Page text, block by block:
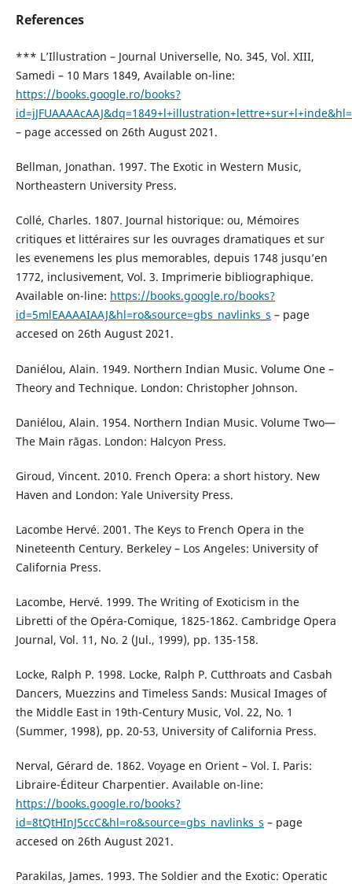
References
*** L’Illustration – Journal Universelle, No. 345, Vol. XIII,
Samedi – 10 Mars 1849, Available on-line:
https://books.google.ro/books?
– page accessed on 26th August 2021.
Bellman, Jonathan. 1997. The Exotic in Western Music,
Northeastern University Press.
Collé, Charles. 1807. Journal historique: ou, Mémoires
critiques et littéraires sur les ouvrages dramatiques et sur
les evenemens les plus memorables, depuis 1748 jusqu’en
1772, inclusivement, Vol. 3. Imprimerie bibliographique.
Available on-line: https://books.google.ro/books?
id=5mlEAAAAIAAJ&hl=ro&source=gbs_navlinks_s – page
accesed on 26th August 2021.
Daniélou, Alain. 1949. Northern Indian Music. Volume One –
Theory and Technique. London: Christopher Johnson.
Daniélou, Alain. 1954. Northern Indian Music. Volume Two—
The Main rāgas. London: Halcyon Press.
Giroud, Vincent. 2010. French Opera: a short history. New
Haven and London: Yale University Press.
Lacombe Hervé. 2001. The Keys to French Opera in the
Nineteenth Century. Berkeley – Los Angeles: University of
California Press.
Lacombe, Hervé. 1999. The Writing of Exoticism in the
Libretti of the Opéra-Comique, 1825-1862. Cambridge Opera
Journal, Vol. 11, No. 2 (Jul., 1999), pp. 135-158.
Locke, Ralph P. 1998. Locke, Ralph P. Cutthroats and Casbah
Dancers, Muezzins and Timeless Sands: Musical Images of
the Middle East in 19th-Century Music, Vol. 22, No. 1
(Summer, 1998), pp. 20-53, University of California Press.
Nerval, Gérard de. 1862. Voyage en Orient – Vol. I. Paris:
Libraire-Éditeur Charpentier. Available on-line:
https://books.google.ro/books?
id=8tQtHInJ5ccC&hl=ro&source=gbs_navlinks_s – page
accesed on 26th August 2021.
Parakilas, James. 1993. The Soldier and the Exotic: Operatic